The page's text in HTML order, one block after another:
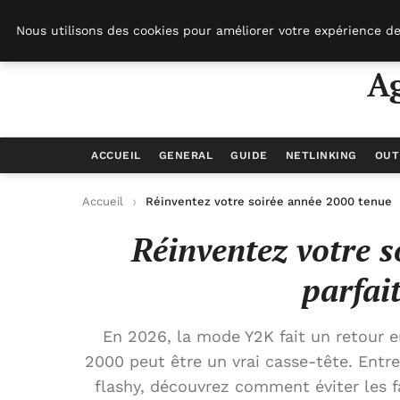
ACCUEIL GENERAL GUIDE NETLINKING
Accueil Réinventez votre soirée année 2000 tenue
Réinventez votre
En 2026, la mode Y2K fait un retour
2000 peut être un vrai casse-tête.
flashy, découvrez comment éviter les
Nous utilisons des cookies pour améliorer votre expérience